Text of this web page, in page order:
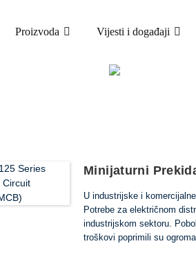
Proizvoda Vijesti i događaji
Minijaturni
U industrijske i
Potrebe za električnom
industrijskom sektoru.
troškovi poprimili su